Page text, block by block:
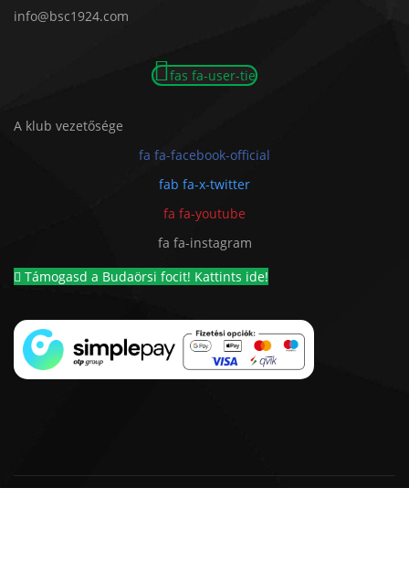
info@bsc1924.com
fas fa-user-tie
A klub vezetősége
fa fa-facebook-official
fab fa-x-twitter
fa fa-youtube
fa fa-instagram
Támogasd a Budaörsi focit! Kattints ide!